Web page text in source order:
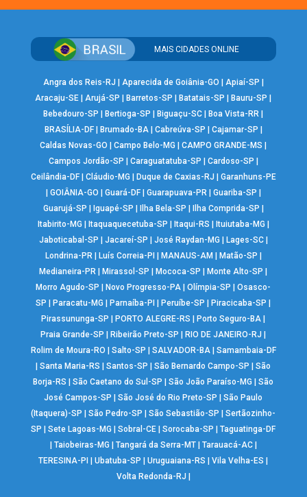
MAIS CIDADES ONLINE
Angra dos Reis-RJ | Aparecida de Goiânia-GO | Apiaí-SP |
Aracaju-SE | Arujá-SP |Barretos-SP |Batatais-SP |Bauru-SP |
Bebedouro-SP |Bertioga-SP |Biguaçu-SC |Boa Vista-RR |
BRASÍLIA-DF| Brumado-BA| Cabreúva-SP | Cajamar-SP |
Caldas Novas-GO |Campo Belo-MG |CAMPO GRANDE-MS |
Campos Jordão-SP | Caraguatatuba-SP | Cardoso-SP |
Ceilândia-DF| Cláudio-MG | Duque de Caxias-RJ | Garanhuns-PE
| GOIÂNIA-GO | Guará-DF| Guarapuava-PR | Guariba-SP |
Guarujá-SP | Iguapé-SP | Ilha Bela-SP | Ilha Comprida-SP |
Itabirito-MG | Itaquaquecetuba-SP | Itaqui-RS | Ituiutaba-MG |
Jaboticabal-SP | Jacareí-SP | José Raydan-MG | Lages-SC|
Londrina-PR | Luís Correia-PI | MANAUS-AM | Matão-SP |
Medianeira-PR |Mirassol-SP |Mococa-SP |Monte Alto-SP |
Morro Agudo-SP |Novo Progresso-PA |Olímpia-SP |Osasco-
SP |Paracatu-MG |Parnaíba-PI |Peruíbe-SP |Piracicaba-SP |
Pirassununga-SP |PORTO ALEGRE-RS |Porto Seguro-BA |
Praia Grande-SP |Ribeirão Preto-SP |RIO DE JANEIRO-RJ |
Rolim de Moura-RO | Salto-SP | SALVADOR-BA| Samambaia-DF
|Santa Maria-RS |Santos-SP |São Bernardo Campo-SP |São
Borja-RS |São Caetano do Sul-SP |São João Paraíso-MG |São
José Campos-SP |São José do Rio Preto-SP |São Paulo
(Itaquera)-SP |São Pedro-SP |São Sebastião-SP |Sertãozinho-
SP |Sete Lagoas-MG |Sobral-CE |Sorocaba-SP |Taguatinga-DF
| Taiobeiras-MG | Tangará da Serra-MT| Tarauacá-AC|
TERESINA-PI |Ubatuba-SP |Uruguaiana-RS |Vila Velha-ES |
Volta Redonda-RJ |